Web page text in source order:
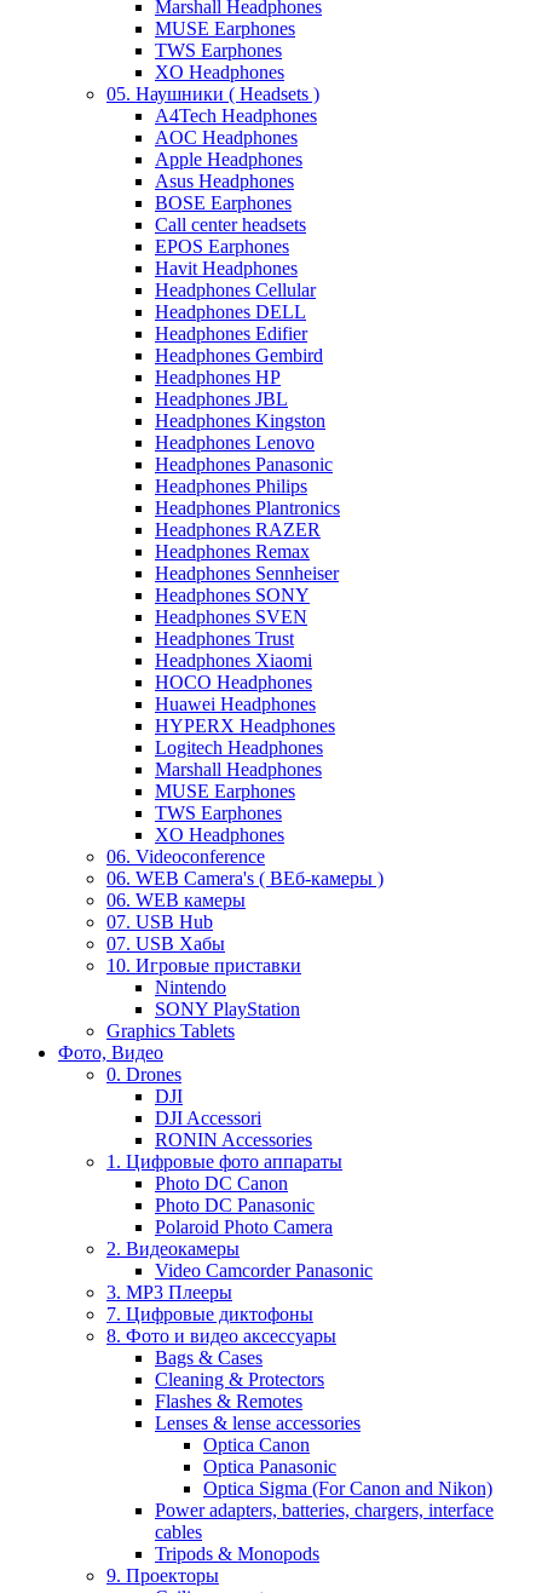
Marshall Headphones
MUSE Earphones
TWS Earphones
XO Headphones
05. Наушники ( Headsets )
A4Tech Headphones
AOC Headphones
Apple Headphones
Asus Headphones
BOSE Earphones
Call center headsets
EPOS Earphones
Havit Headphones
Headphones Cellular
Headphones DELL
Headphones Edifier
Headphones Gembird
Headphones HP
Headphones JBL
Headphones Kingston
Headphones Lenovo
Headphones Panasonic
Headphones Philips
Headphones Plantronics
Headphones RAZER
Headphones Remax
Headphones Sennheiser
Headphones SONY
Headphones SVEN
Headphones Trust
Headphones Xiaomi
HOCO Headphones
Huawei Headphones
HYPERX Headphones
Logitech Headphones
Marshall Headphones
MUSE Earphones
TWS Earphones
XO Headphones
06. Videoconference
06. WEB Camera's ( ВЕб-камеры )
06. WEB камеры
07. USB Hub
07. USB Хабы
10. Игровые приставки
Nintendo
SONY PlayStation
Graphics Tablets
Фото, Видео
0. Drones
DJI
DJI Accessori
RONIN Accessories
1. Цифровые фото аппараты
Photo DC Canon
Photo DC Panasonic
Polaroid Photo Camera
2. Видеокамеры
Video Camcorder Panasonic
3. MP3 Плееры
7. Цифровые диктофоны
8. Фото и видео аксессуары
Bags & Cases
Cleaning & Protectors
Flashes & Remotes
Lenses & lense accessories
Optica Canon
Optica Panasonic
Optica Sigma (For Canon and Nikon)
Power adapters, batteries, chargers, interface
cables
Tripods & Monopods
9. Проекторы